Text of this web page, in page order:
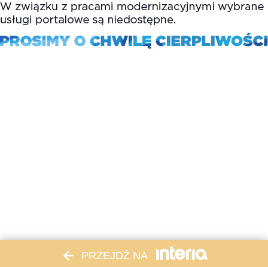
PRZEJDŹ NA